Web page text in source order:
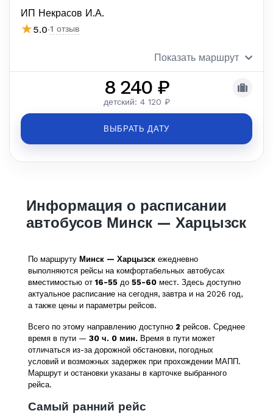
ИП Некрасов И.А.
★5.0·1 отзыв
Показать маршрут
8 240 ₽
детский: 4 120 ₽
ВЫБРАТЬ ДАТУ
Информация о расписании
автобусов Минск — Харцызск
По маршруту Минск — Харцызск ежедневно
выполняются рейсы на комфортабельных автобусах
вместимостью от16-55 до 55-60 мест. Здесь доступно
актуальное расписание на сегодня, завтра и на 2026 год,
а также цены и параметры рейсов.
Всего по этому направлению доступно 2 рейсов. Среднее
время в пути — 30 ч. 0 мин. Время в пути может
отличаться из-за дорожной обстановки, погодных
условий и возможных задержек при прохождении МАПП.
Маршрут и остановки указаны в карточке выбранного
рейса.
Самый ранний рейс